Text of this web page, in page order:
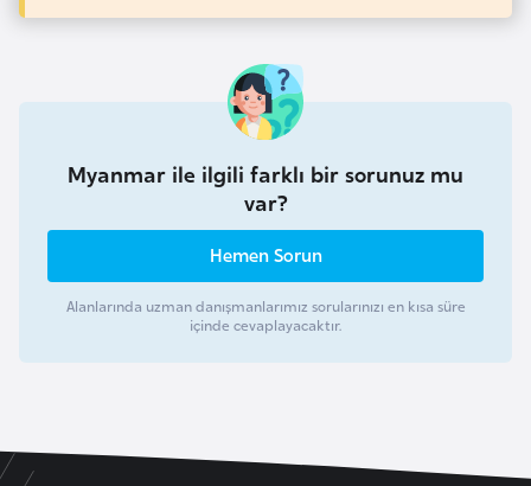
Myanmar ile ilgili farklı bir sorunuz mu
var?
Hemen Sorun
Alanlarında uzman danışmanlarımız sorularınızı en kısa süre
içinde cevaplayacaktır.
r
D